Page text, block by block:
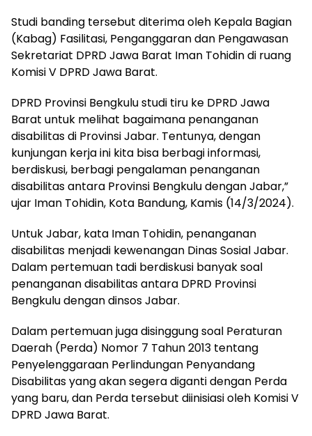
Studi banding tersebut diterima oleh Kepala Bagian
(Kabag) Fasilitasi, Penganggaran dan Pengawasan
Sekretariat DPRD Jawa Barat Iman Tohidin di ruang
Komisi V DPRD Jawa Barat.
DPRD Provinsi Bengkulu studi tiru ke DPRD Jawa
Barat untuk melihat bagaimana penanganan
disabilitas di Provinsi Jabar. Tentunya, dengan
kunjungan kerja ini kita bisa berbagi informasi,
berdiskusi, berbagi pengalaman penanganan
disabilitas antara Provinsi Bengkulu dengan Jabar,”
ujar Iman Tohidin, Kota Bandung, Kamis (14/3/2024).
Untuk Jabar, kata Iman Tohidin, penanganan
disabilitas menjadi kewenangan Dinas Sosial Jabar.
Dalam pertemuan tadi berdiskusi banyak soal
penanganan disabilitas antara DPRD Provinsi
Bengkulu dengandinsosJabar.
Dalam pertemuan juga disinggung soal Peraturan
Daerah (Perda) Nomor 7 Tahun 2013 tentang
Penyelenggaraan Perlindungan Penyandang
Disabilitas yang akan segera diganti dengan Perda
yang baru, dan Perda tersebut diinisiasi oleh Komisi V
DPRD Jawa Barat.